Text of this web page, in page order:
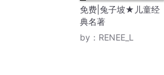
免费|兔子坡★儿童经
典名著
by： RENEE_L